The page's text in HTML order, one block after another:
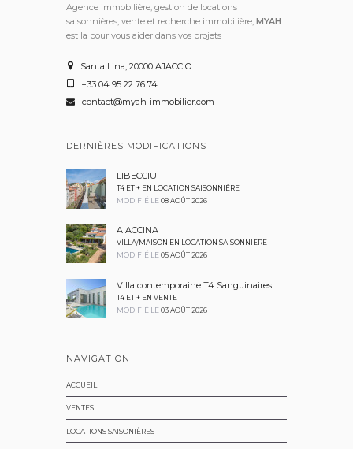
Agence immobilière, gestion de locations
saisonnières, vente et recherche immobilière, MYAH
est la pour vous aider dans vos projets
Santa Lina, 20000 AJACCIO
+33 04 95 22 76 74
contact@myah-immobilier.com
DERNIÈRES MODIFICATIONS
LIBECCIU
T4 ET + EN LOCATION SAISONNIÈRE
MODIFIÉ LE 08 AOÛT 2026
AIACCINA
VILLA/MAISON EN LOCATION SAISONNIÈRE
MODIFIÉ LE 05 AOÛT 2026
Villa contemporaine T4 Sanguinaires
T4 ET + EN VENTE
MODIFIÉ LE 03 AOÛT 2026
NAVIGATION
ACCUEIL
VENTES
LOCATIONS SAISONIÈRES